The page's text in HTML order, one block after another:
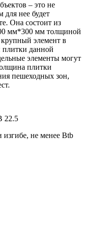
– это не
для нее будет
Она состоит из
мм*300 мм толщиной
элемент в
плитки данной
элементы могут
плитки
пешеходных зон,
22.5
изгибе, не менее Вtb